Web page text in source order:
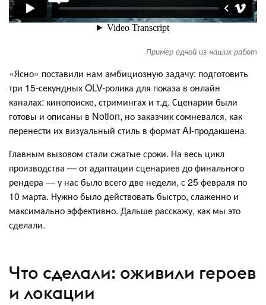
Пример одной из наших работ
«‎Ясно» поставили нам амбициозную задачу: подготовить
три 15-секундных OLV-ролика для показа в онлайн
каналах: кинопоиске, стримингах и т.д. Сценарии были
готовы и описаны в Notion, но заказчик сомневался, как
перенести их визуальный стиль в формат AI-продакшена.
Главным вызовом стали сжатые сроки. На весь цикл
производства — от адаптации сценариев до финального
рендера — у нас было всего две недели, с 25 февраля по
10 марта. Нужно было действовать быстро, слаженно и
максимально эффективно. Дальше расскажу, как мы это
сделали.
Что сделали: оживили героев
и локации